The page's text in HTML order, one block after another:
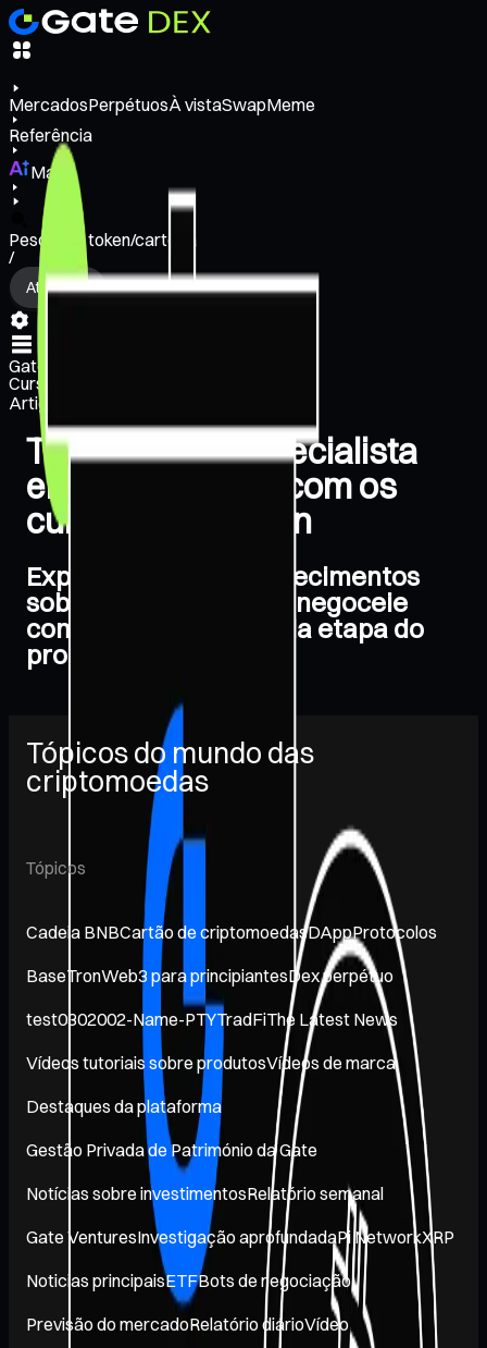
MercadosPerpétuosÀ vistaSwapMeme
Referência
Mais
Pesquisar token/carteira
/
Atividade
Gate Learn
Cursos
Artigos
Torne-se um especialista
em criptomoeda com os
cursos Gate Learn
Expanda os seus conhecimentos
sobre criptomoedas e negoceie
com confiança em cada etapa do
processo.
Tópicos do mundo das
criptomoedas
Tópicos
Cadeia BNBCartão de criptomoedasDAppProtocolos
BaseTronWeb3 para principiantesDex perpétuo
test0302002-Name-PTYTradFiThe Latest News
Vídeos tutoriais sobre produtosVídeos de marca
Destaques da plataforma
Gestão Privada de Património da Gate
Notícias sobre investimentosRelatório semanal
Gate VenturesInvestigação aprofundadaPi NetworkXRP
Noticias principaisETFBots de negociação
Previsão do mercadoRelatório diárioVídeo